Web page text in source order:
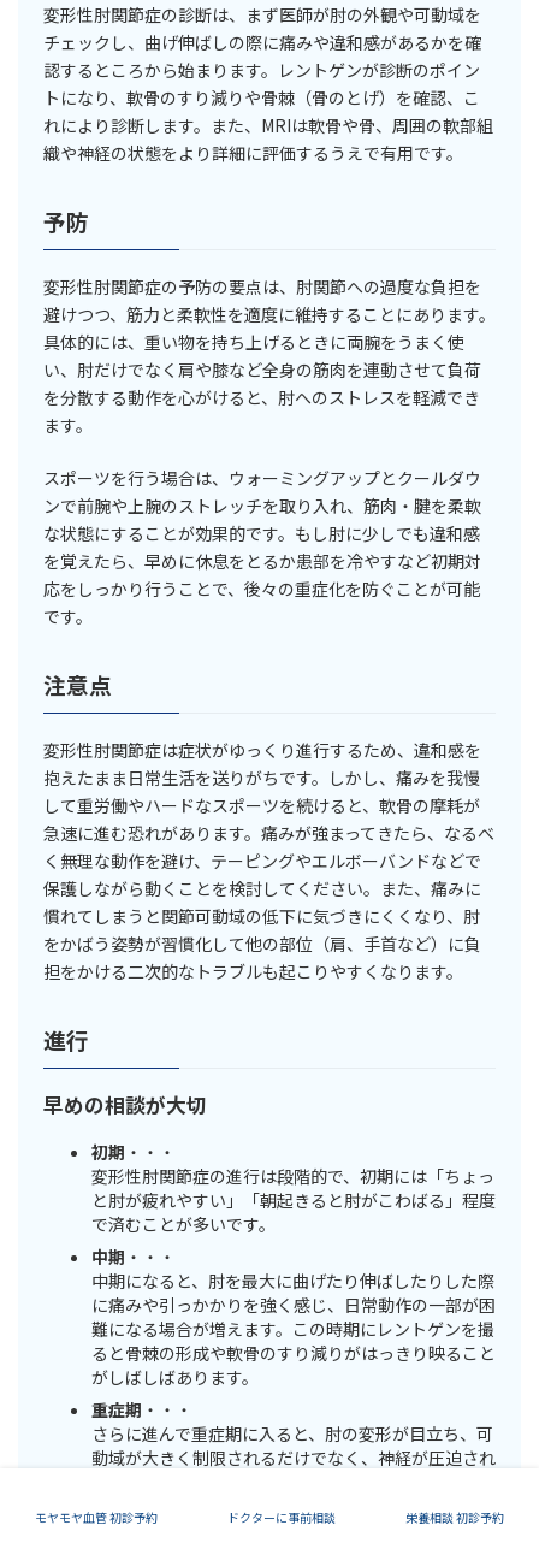
変形性肘関節症の診断は、まず医師が肘の外観や可動域を
チェックし、曲げ伸ばしの際に痛みや違和感があるかを確
認するところから始まります。レントゲンが診断のポイン
トになり、軟骨のすり減りや骨棘（骨のとげ）を確認、こ
れにより診断します。また、MRIは軟骨や骨、周囲の軟部組
織や神経の状態をより詳細に評価するうえで有用です。
予防
変形性肘関節症の予防の要点は、肘関節への過度な負担を
避けつつ、筋力と柔軟性を適度に維持することにあります。
具体的には、重い物を持ち上げるときに両腕をうまく使
い、肘だけでなく肩や膝など全身の筋肉を連動させて負荷
を分散する動作を心がけると、肘へのストレスを軽減でき
ます。
スポーツを行う場合は、ウォーミングアップとクールダウ
ンで前腕や上腕のストレッチを取り入れ、筋肉・腱を柔軟
な状態にすることが効果的です。もし肘に少しでも違和感
を覚えたら、早めに休息をとるか患部を冷やすなど初期対
応をしっかり行うことで、後々の重症化を防ぐことが可能
です。
注意点
変形性肘関節症は症状がゆっくり進行するため、違和感を
抱えたまま日常生活を送りがちです。しかし、痛みを我慢
して重労働やハードなスポーツを続けると、軟骨の摩耗が
急速に進む恐れがあります。痛みが強まってきたら、なるべ
く無理な動作を避け、テーピングやエルボーバンドなどで
保護しながら動くことを検討してください。また、痛みに
慣れてしまうと関節可動域の低下に気づきにくくなり、肘
をかばう姿勢が習慣化して他の部位（肩、手首など）に負
担をかける二次的なトラブルも起こりやすくなります。
進行
早めの相談が大切
初期 ・・・
変形性肘関節症の進行は段階的で、初期には「ちょっ
と肘が疲れやすい」「朝起きると肘がこわばる」程度
で済むことが多いです。
中期 ・・・
中期になると、肘を最大に曲げたり伸ばしたりした際
に痛みや引っかかりを強く感じ、日常動作の一部が困
難になる場合が増えます。この時期にレントゲンを撮
ると骨棘の形成や軟骨のすり減りがはっきり映ること
がしばしばあります。
重症期 ・・・
さらに進んで重症期に入ると、肘の変形が目立ち、可
動域が大きく制限されるだけでなく、神経が圧迫され
このように放置すると痛みだけでなく、関節の歪みにより
モヤモヤ血管 初診予約 ドクターに事前相談 栄養相談 初診予約